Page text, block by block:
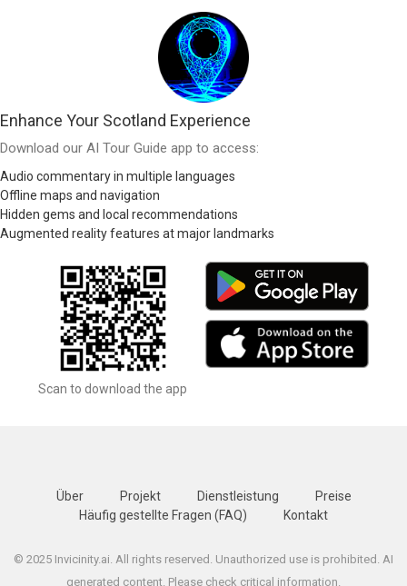
Enhance Your Scotland Experience
Download our AI Tour Guide app to access:
Audio commentary in multiple languages
Offline maps and navigation
Hidden gems and local recommendations
Augmented reality features at major landmarks
Scan to download the app
Über Projekt Dienstleistung
Preise
Häufig gestellte Fragen (FAQ)
Kontakt
© 2025 Invicinity.ai. All rights reserved. Unauthorized use is prohibited. AI
generated content. Please check critical information.